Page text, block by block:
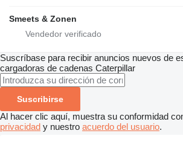
Smeets & Zonen
Suscríbase para recibir anuncios nuevos de
cargadoras de cadenas Caterpillar
Suscribirse
Al hacer clic aquí, muestra su conformidad
privacidad y nuestro acuerdo del usuario.